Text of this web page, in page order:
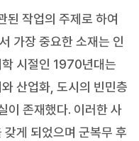
된 작업의 주제로 하여
가장 중요한 소재는 인
학 시절인 1970년대는
산업화, 도시의 빈민층
이 존재했다. 이러한 사
게 되었으며 군복무 후